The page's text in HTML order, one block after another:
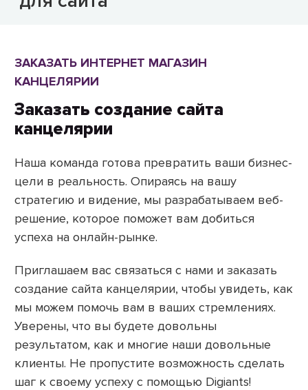
ЗАКАЗАТЬ ИНТЕРНЕТ МАГАЗИН
КАНЦЕЛЯРИИ
Заказать создание сайта
канцелярии
Наша команда готова превратить ваши бизнес-
цели в реальность. Опираясь на вашу
стратегию и видение, мы разрабатываем веб-
решение, которое поможет вам добиться
успеха на онлайн-рынке.
Приглашаем вас связаться с нами и заказать
создание сайта канцелярии, чтобы увидеть, как
мы можем помочь вам в ваших стремлениях.
Уверены, что вы будете довольны
результатом, как и многие наши довольные
клиенты. Не пропустите возможность сделать
шаг к своему успеху с помощью Digiants!